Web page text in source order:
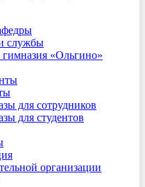
службы
«Ольгино»
для сотрудников
для студентов
организации